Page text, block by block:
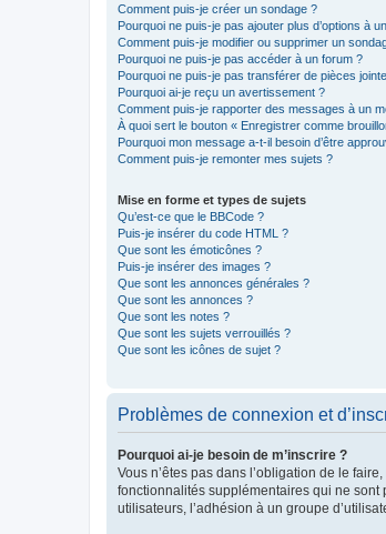
Comment puis-je créer un sondage ?
Pourquoi ne puis-je pas ajouter plus d’options à
Comment puis-je modifier ou supprimer un
Pourquoi ne puis-je pas accéder à un forum ?
Pourquoi ne puis-je pas transférer de pièces
Pourquoi ai-je reçu un avertissement ?
Comment puis-je rapporter des messages à un
À quoi sert le bouton « Enregistrer comme
Pourquoi mon message a-t-il besoin d’être
Comment puis-je remonter mes sujets ?
Mise en forme et types de sujets
Qu’est-ce que le BBCode ?
Puis-je insérer du code HTML ?
Que sont les émoticônes ?
Puis-je insérer des images ?
Que sont les annonces générales ?
Que sont les annonces ?
Que sont les notes ?
Que sont les sujets verrouillés ?
Que sont les icônes de sujet ?
Problèmes de connexion et
Pourquoi ai-je besoin de m’inscrire ?
Vous n’êtes pas dans l’obligation de le
fonctionnalités supplémentaires qui ne sont
utilisateurs, l’adhésion à un groupe